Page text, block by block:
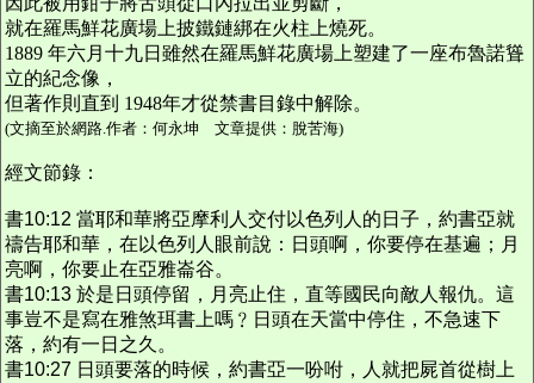
就在羅馬鮮花廣場上披鐵鏈綁在火柱上燒死。
1889 年六月十九日雖然在羅馬鮮花廣場上塑建了一座布魯諾聳
立的紀念像，
但著作則直到 1948年才從禁書目錄中解除。
(文摘至於網路.作者：何永坤 文章提供：脫苦海)
經文節錄：
書10:12 當耶和華將亞摩利人交付以色列人的日子，約書亞就
禱告耶和華，在以色列人眼前說：日頭啊，你要停在基遍；月
亮啊，你要止在亞雅崙谷。
書10:13 於是日頭停留，月亮止住，直等國民向敵人報仇。這
事豈不是寫在雅煞珥書上嗎﹖日頭在天當中停住，不急速下
落，約有一日之久。
書10:27 日頭要落的時候，約書亞一吩咐，人就把屍首從樹上